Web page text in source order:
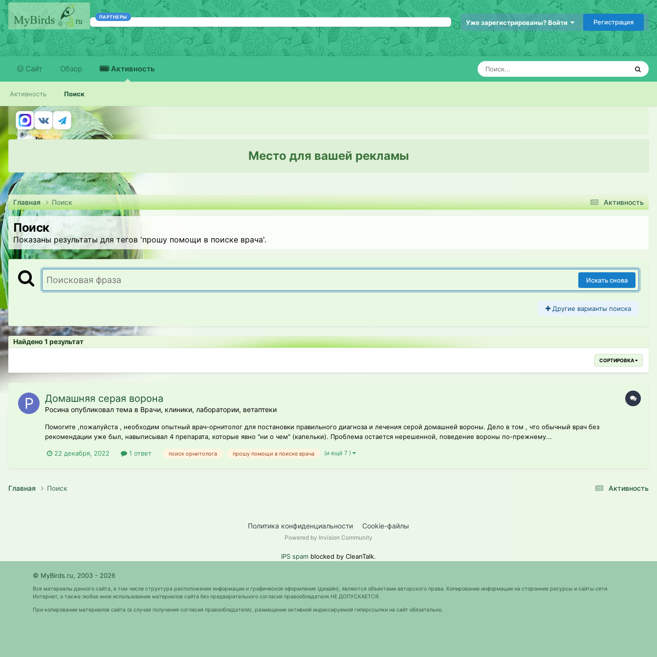
ПАРТНЕРЫ
Уже зарегистрированы? Войти Регистрация
Сайт Обзор Активность
Активность Поиск
Место для вашей рекламы
Активность
Главная Поиск
Поиск
Показаны результаты для тегов 'прошу помощи в поиске врача'.
Искать снова
Другие варианты поиска
Найдено 1 результат
СОРТИРОВКА
Домашняя серая ворона
Росина опубликовал тема в Врачи, клиники, лаборатории, ветаптеки
Помогите ,пожалуйста , необходим опытный врач-орнитолог для постановки правильного диагноза и лечения серой домашней вороны. Дело в том , что обычный врач без
рекомендации уже был, навыписывал 4 препарата, которые явно "ни о чем" (капельки). Проблема остается нерешенной, поведение вороны по-прежнему...
22 декабря, 2022 1 ответ поиск орнитолога прошу помощи в поиске врача (и ещё 7 )
Активность
Главная Поиск
Политика конфиденциальности Cookie-файлы
Powered by Invision Community
IPS spam blocked by CleanTalk.
© MyBirds.ru, 2003 - 2026
Все материалы данного сайта, в том числе структура расположения информации и графическое оформление (дизайн), являются объектами авторского права. Копирование информации на сторонние ресурсы и сайты сети
Интернет, а также любое иное использование материалов сайта без предварительного согласия правообладателя НЕ ДОПУСКАЕТСЯ.
При копировании материалов сайта (в случае получения согласия правообладателя), размещение активной индексируемой гиперссылки на сайт обязательно.